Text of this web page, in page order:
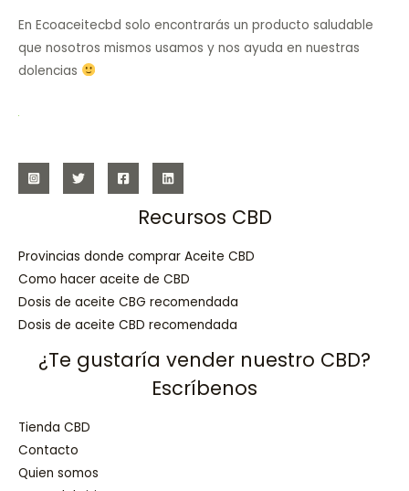
En Ecoaceitecbd solo encontrarás un producto saludable
que nosotros mismos usamos y nos ayuda en nuestras
dolencias
Recursos CBD
Provincias donde comprar Aceite CBD
Como hacer aceite de CBD
Dosis de aceite CBG recomendada
Dosis de aceite CBD recomendada
¿Te gustaría vender nuestro CBD?
Escríbenos
Tienda CBD
Contacto
Quien somos